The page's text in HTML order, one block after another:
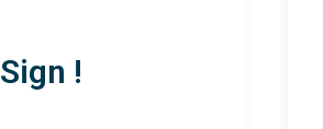
!